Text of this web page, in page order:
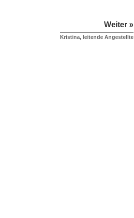
Weiter »
Kristina, leitende Angestellte